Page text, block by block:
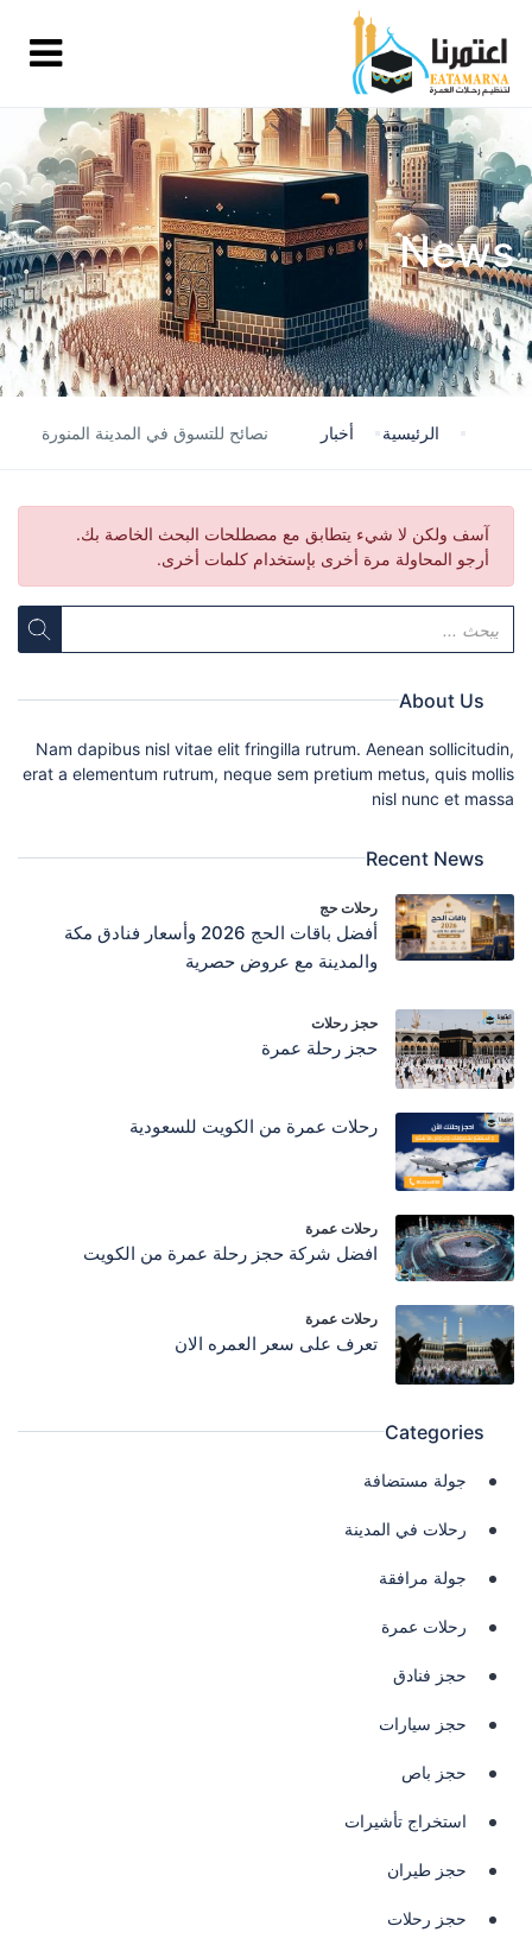
News
الرئيسية أخبار نصائح للتسوق في المدينة المنورة
آسف ولكن لا شيء يتطابق مع مصطلحات البحث الخاصة بك.
أرجو المحاولة مرة أخرى بإستخدام كلمات أخرى.
About Us
Nam dapibus nisl vitae elit fringilla rutrum. Aenean sollicitudin,
erat a elementum rutrum, neque sem pretium metus, quis mollis
nisl nunc et massa
Recent News
رحلات حج
أفضل باقات الحج 2026 وأسعار فنادق مكة
والمدينة مع عروض حصرية
حجز رحلات
حجز رحلة عمرة
رحلات عمرة من الكويت للسعودية
رحلات عمرة
افضل شركة حجز رحلة عمرة من الكويت
رحلات عمرة
تعرف على سعر العمره الان
Categories
جولة مستضافة
رحلات في المدينة
جولة مرافقة
رحلات عمرة
حجز فنادق
حجز سيارات
حجز باص
استخراج تأشيرات
حجز طيران
حجز رحلات